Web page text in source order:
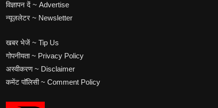
विज्ञापन दें ~ Advertise
न्यूज़लेटर ~ Newsletter
खबर भेजें ~ Tip Us
गोपनीयता ~ Privacy Policy
अस्वीकरण ~ Disclaimer
कमेंट पॉलिसी ~ Comment Policy